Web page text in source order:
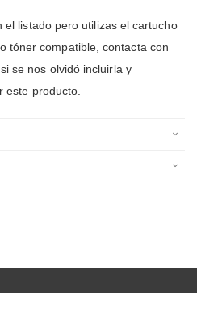
el listado pero utilizas el cartucho
tóner compatible, contacta con
se nos olvidó incluirla y
este producto.